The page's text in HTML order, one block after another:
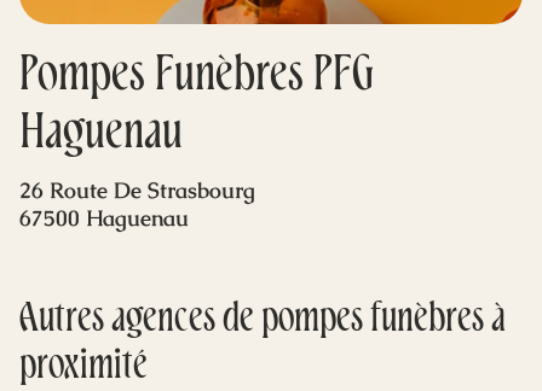
Blog
Pompes Funèbres PFG
Haguenau
26 Route De Strasbourg
67500 Haguenau
Autres agences de pompes funèbres à
proximité